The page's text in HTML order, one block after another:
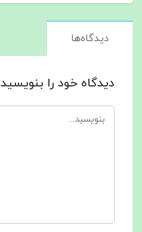
دیدگاه‌ها
دیدگاه خود را بنویسید